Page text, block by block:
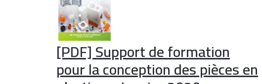
[PDF] Support de formation
pour la conception des pièces en